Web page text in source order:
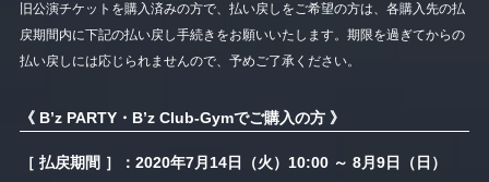
旧公演チケットを購入済みの方で、払い戻しをご希望の方は、各購入先の払
戻期間内に下記の払い戻し手続きをお願いいたします。期限を過ぎてからの
払い戻しには応じられませんので、予めご了承ください。
《 B’z PARTY・B’z Club-Gymでご購入の方 》
［ 払戻期間 ］：2020年7月14日（火）10:00 ～ 8月9日（日）